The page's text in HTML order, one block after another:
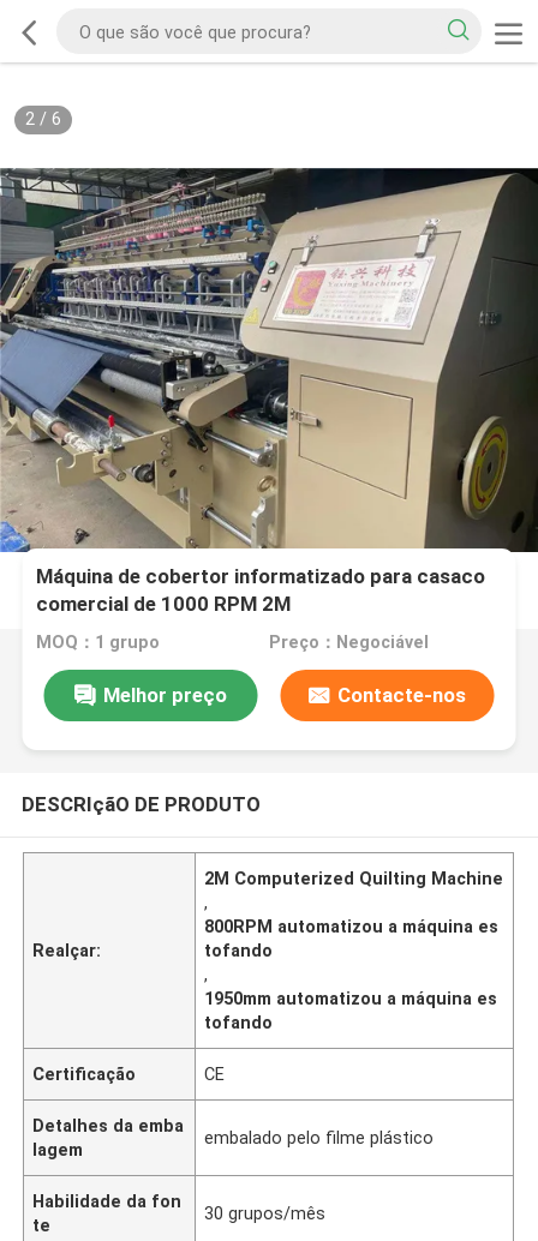
2/ 6
Máquina de cobertor informatizado para casaco
comercial de 1000 RPM 2M
MOQ：1 grupo Preço：Negociável
Melhor preço Contacte-nos
DESCRIçãO DE PRODUTO
Realçar:
2M Computerized Quilting Machine
,
800RPM automatizou a máquina es
tofando
,
1950mm automatizou a máquina es
tofando
Certificação CE
Detalhes da emba
lagem
embalado pelo filme plástico
Habilidade da fon
te
30 grupos/mês